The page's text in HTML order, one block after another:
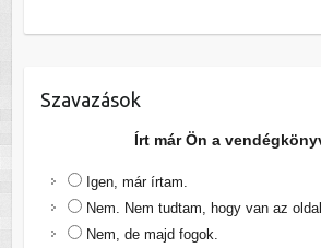
Szavazások
Írt már Ön a
Igen, már írtam.
Nem. Nem tudtam, hogy van az
Nem, de majd fogok.